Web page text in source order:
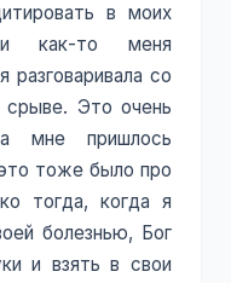
в моих
как-то меня
со
срыве. Это очень
мне пришлось
тоже было про
тогда, когда я
болезнью, Бог
и взять в свои